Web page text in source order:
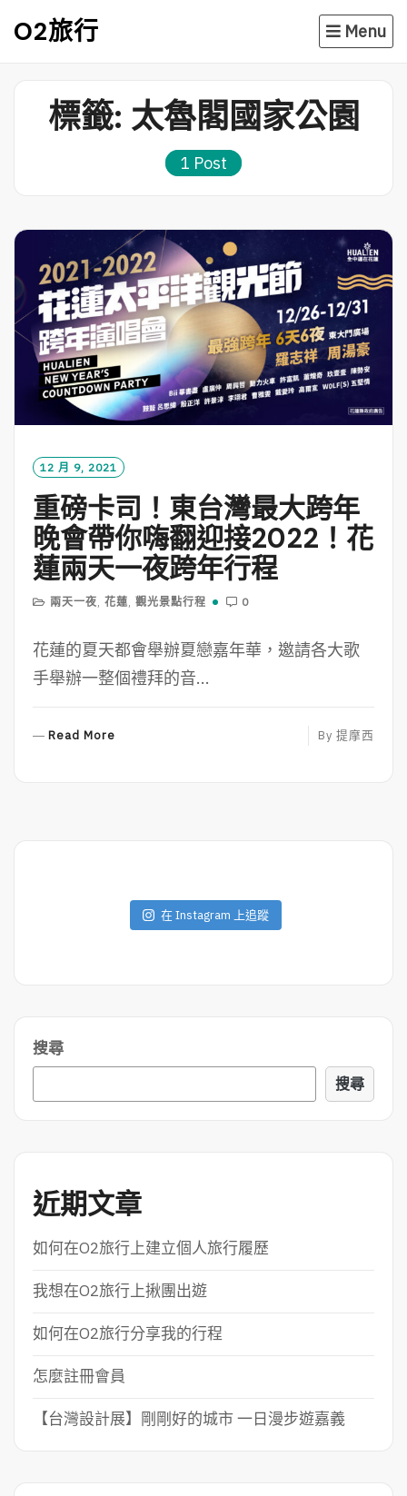
O2旅行 Menu
標籤: 太魯閣國家公園
1 Post
12 月 9, 2021
重磅卡司！東台灣最大跨年
晚會帶你嗨翻迎接2022！花
蓮兩天一夜跨年行程
兩天一夜, 花蓮, 觀光景點行程 0
花蓮的夏天都會舉辦夏戀嘉年華，邀請各大歌
手舉辦一整個禮拜的音...
Read More By 提摩西
在 Instagram 上追蹤
搜尋
搜尋
近期文章
如何在O2旅行上建立個人旅行履歷
我想在O2旅行上揪團出遊
如何在O2旅行分享我的行程
怎麼註冊會員
【台灣設計展】剛剛好的城市 一日漫步遊嘉義